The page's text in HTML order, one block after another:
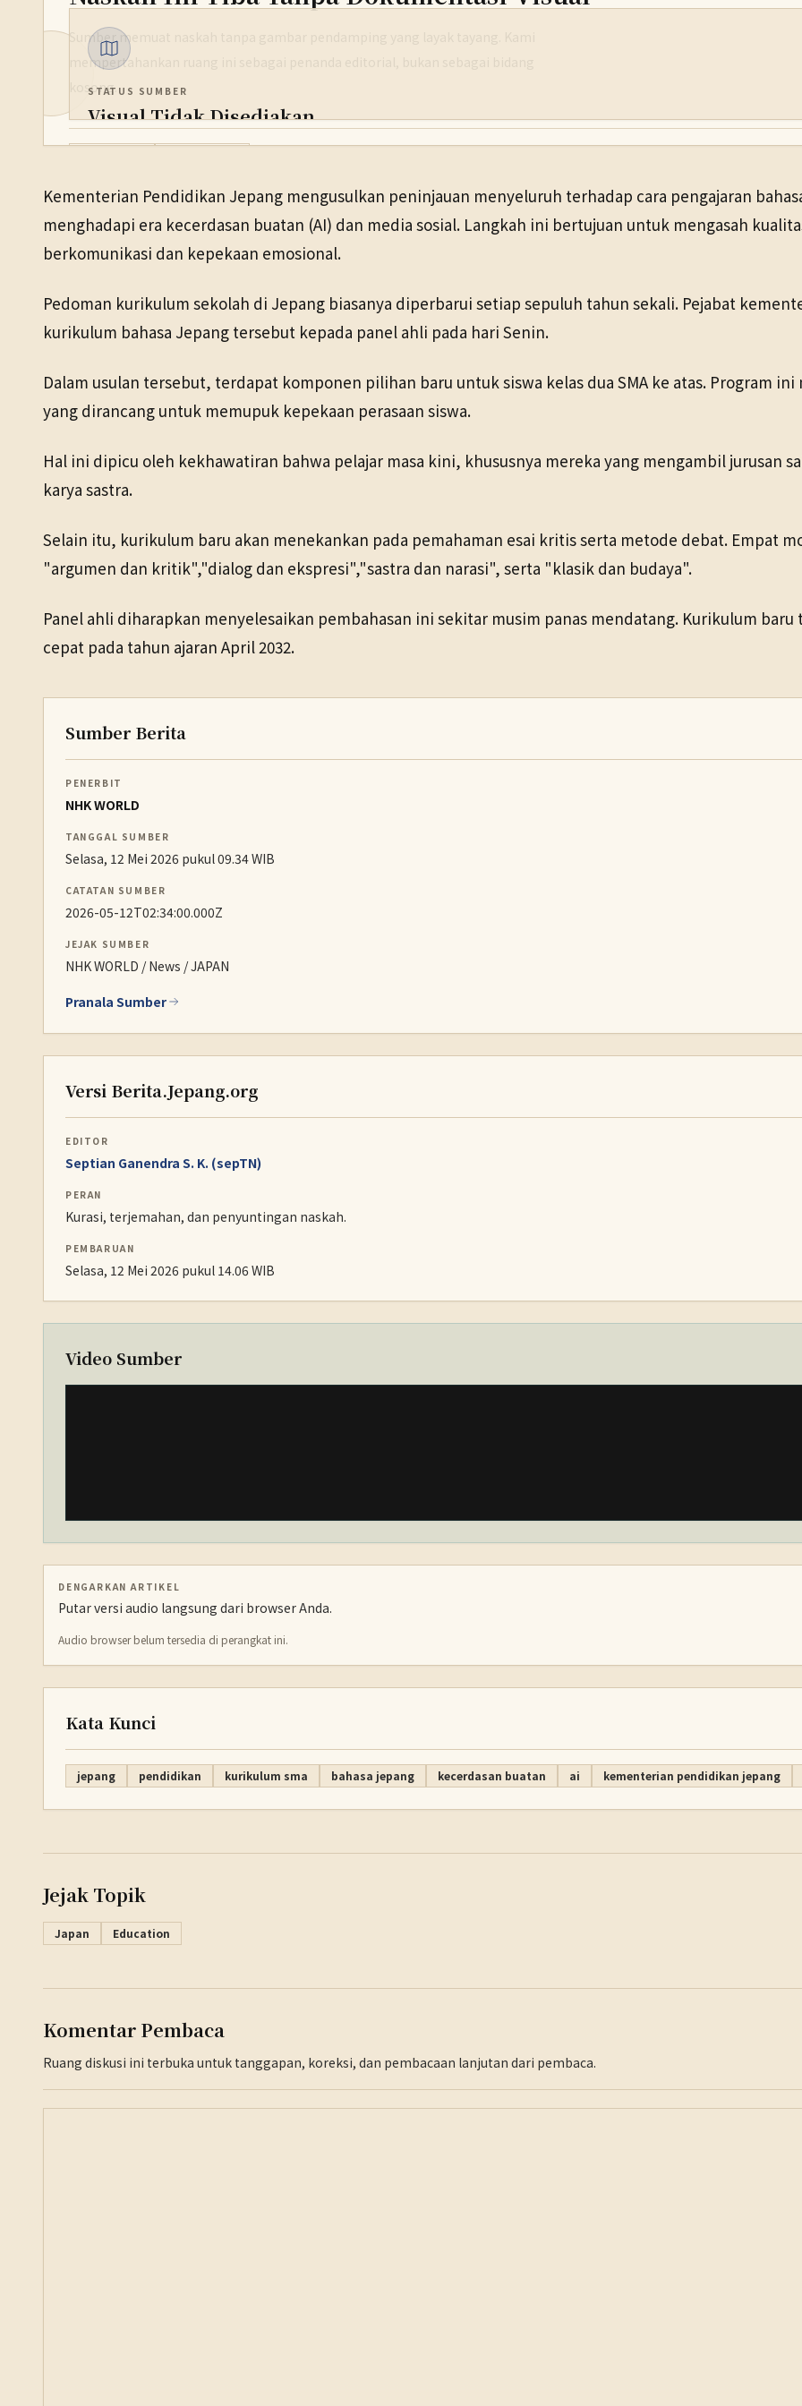
Sumber memuat naskah tanpa gambar pendamping yang layak tayang. Kami
mempertahankan ruang ini sebagai penanda editorial, bukan sebagai bidang
kosong.
STATUS SUMBER
Visual Tidak Disediakan
12 Mei 2026
Kementerian Pendidikan Jepang mengusulkan peninjauan menyeluruh terhadap cara pengajaran
menghadapi era kecerdasan buatan (AI) dan media sosial. Langkah ini bertujuan untuk mengasah
berkomunikasi dan kepekaan emosional.
Pedoman kurikulum sekolah di Jepang biasanya diperbarui setiap sepuluh tahun sekali. Pejabat
kurikulum bahasa Jepang tersebut kepada panel ahli pada hari Senin.
Dalam usulan tersebut, terdapat komponen pilihan baru untuk siswa kelas dua SMA ke atas. Program
yang dirancang untuk memupuk kepekaan perasaan siswa.
Hal ini dipicu oleh kekhawatiran bahwa pelajar masa kini, khususnya mereka yang mengambil jurusan
karya sastra.
Selain itu, kurikulum baru akan menekankan pada pemahaman esai kritis serta metode debat. Empat
"argumen dan kritik","dialog dan ekspresi","sastra dan narasi", serta "klasik dan budaya".
Panel ahli diharapkan menyelesaikan pembahasan ini sekitar musim panas mendatang. Kurikulum
cepat pada tahun ajaran April 2032.
Sumber Berita
PENERBIT
NHK WORLD
TANGGAL SUMBER
Selasa, 12 Mei 2026 pukul 09.34 WIB
CATATAN SUMBER
2026-05-12T02:34:00.000Z
JEJAK SUMBER
NHK WORLD / News / JAPAN
Pranala Sumber
Versi Berita.Jepang.org
EDITOR
Septian Ganendra S. K. (sepTN)
PERAN
Kurasi, terjemahan, dan penyuntingan naskah.
PEMBARUAN
Selasa, 12 Mei 2026 pukul 14.06 WIB
Video Sumber
DENGARKAN ARTIKEL
Putar versi audio langsung dari browser Anda.
Audio browser belum tersedia di perangkat ini.
Kata Kunci
jepang pendidikan kurikulum sma bahasa jepang kecerdasan buatan ai kementerian pendidikan jepang
Jejak Topik
Japan Education
Komentar Pembaca
Ruang diskusi ini terbuka untuk tanggapan, koreksi, dan pembacaan lanjutan dari pembaca.